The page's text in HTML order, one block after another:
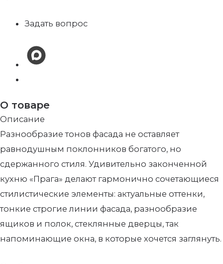
Задать вопрос
О товаре
Описание
Разнообразие тонов фасада не оставляет
равнодушным поклонников богатого, но
сдержанного стиля. Удивительно законченной
кухню «Прага» делают гармонично сочетающиеся
стилистические элементы: актуальные оттенки,
тонкие строгие линии фасада, разнообразие
ящиков и полок, стеклянные дверцы, так
напоминающие окна, в которые хочется заглянуть.